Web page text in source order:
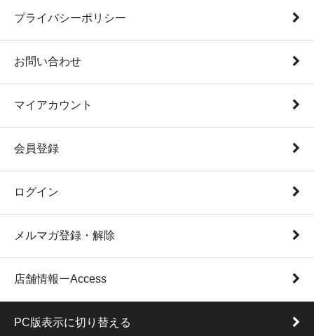
プライバシーポリシー
お問い合わせ
マイアカウント
会員登録
ログイン
メルマガ登録・解除
店舗情報ーAccess
PC版表示に切り替える